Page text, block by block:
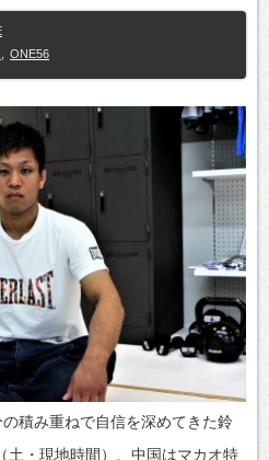
ONE56
の積み重ねで自信を深めてきた鈴
土・現地時間）、中国はマカオ特